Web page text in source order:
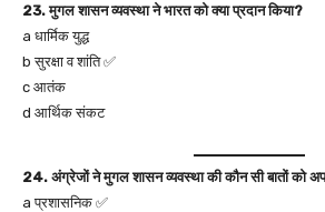
23. मुगल शासन व्यवस्था ने भारत को क्या प्रदान किया?
a धार्मिक युद्ध
b सुरक्षा व शांति ✅
c आतंक
d आर्थिक संकट
24. अंग्रेजों ने मुगल शासन व्यवस्था की कौन सी बातों को
a प्रशासनिक ✅